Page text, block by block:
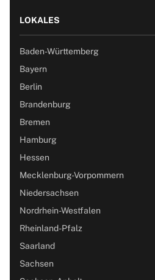
LOKALES
Baden-Württemberg
Bayern
Berlin
Brandenburg
Bremen
Hamburg
Hessen
Mecklenburg-Vorpommern
Niedersachsen
Nordrhein-Westfalen
Rheinland-Pfalz
Saarland
Sachsen